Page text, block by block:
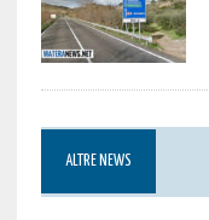
ALTRE NEWS